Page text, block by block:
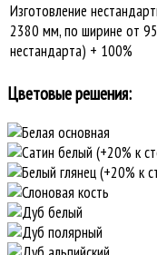
Изготовление
2380 мм, по ширине от
нестандарта) + 100%
Цветовые решения: